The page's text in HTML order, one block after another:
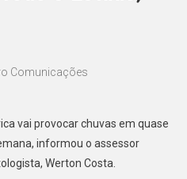
Comunicações
vai provocar chuvas em quase
informou o assessor
Werton Costa.